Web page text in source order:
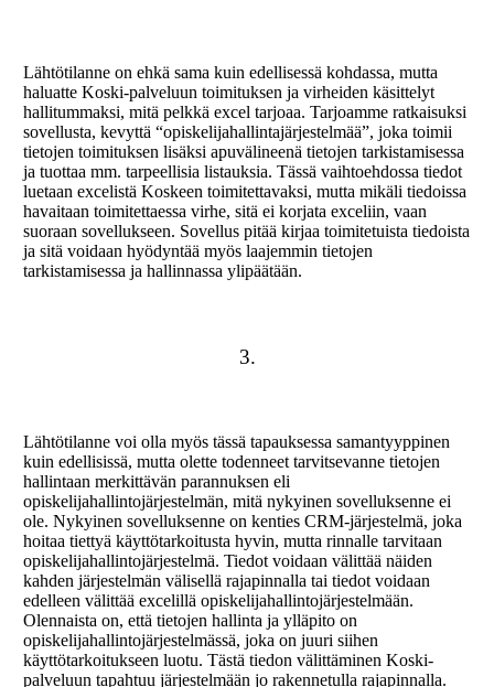
Lähtötilanne on ehkä sama kuin edellisessä kohdassa, mutta
haluatte Koski-palveluun toimituksen ja virheiden käsittelyt
hallitummaksi, mitä pelkkä excel tarjoaa. Tarjoamme ratkaisuksi
sovellusta, kevyttä “opiskelijahallintajärjestelmää”, joka toimii
tietojen toimituksen lisäksi apuvälineenä tietojen tarkistamisessa
ja tuottaa mm. tarpeellisia listauksia. Tässä vaihtoehdossa tiedot
luetaan excelistä Koskeen toimitettavaksi, mutta mikäli tiedoissa
havaitaan toimitettaessa virhe, sitä ei korjata exceliin, vaan
suoraan sovellukseen. Sovellus pitää kirjaa toimitetuista tiedoista
ja sitä voidaan hyödyntää myös laajemmin tietojen
tarkistamisessa ja hallinnassa ylipäätään.
3.
Lähtötilanne voi olla myös tässä tapauksessa samantyyppinen
kuin edellisissä, mutta olette todenneet tarvitsevanne tietojen
hallintaan merkittävän parannuksen eli
opiskelijahallintojärjestelmän, mitä nykyinen sovelluksenne ei
ole. Nykyinen sovelluksenne on kenties CRM-järjestelmä, joka
hoitaa tiettyä käyttötarkoitusta hyvin, mutta rinnalle tarvitaan
opiskelijahallintojärjestelmä. Tiedot voidaan välittää näiden
kahden järjestelmän välisellä rajapinnalla tai tiedot voidaan
edelleen välittää excelillä opiskelijahallintojärjestelmään.
Olennaista on, että tietojen hallinta ja ylläpito on
opiskelijahallintojärjestelmässä, joka on juuri siihen
käyttötarkoitukseen luotu. Tästä tiedon välittäminen Koski-
palveluun tapahtuu järjestelmään jo rakennetulla rajapinnalla.